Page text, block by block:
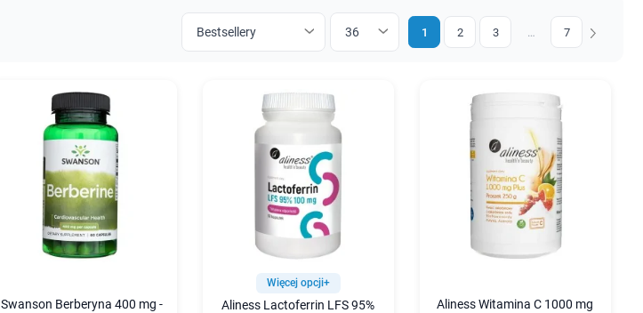
1 2 3 … 7 Następny
Swanson Berberyna 400 mg -
Więcej opcji+
Aliness Lactoferrin LFS 95%
Aliness Witamina C 1000 mg